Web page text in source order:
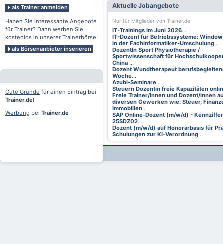
als Trainer anmelden
Haben Sie interessante Angebote
für Trainer? Dann werben Sie
kostenlos in unserer Trainerbörse!
als Börsenanbieter inserieren
Gute Gründe für einen Eintrag bei
Trainer.de!
Werbung bei Trainer.de
Aktuelle Jobangebote
Nur für Mitglieder von Trainer.de
IT-Trainings im Juni 2026...
IT-Dozent für Betriebssysteme:
in der Fachinformatiker-Umschulung...
DozentIn Sport Physiotherapie /
Sportwissenschaft für
China ...
Dozent Wundtherapeut
Woche...
Azubi-Seminare...
Steuern Dozentin freie Kapazitäten
Freie Trainer/innen und Dozent/innen
diversen Gewerken wie: Steuer,
Immobilien...
SAP Online-Dozent (m/w/d) -
25SDZ02...
Dozent (m/w/d) auf Honorarbasis für
Schulungen zur KI-Verordnung...